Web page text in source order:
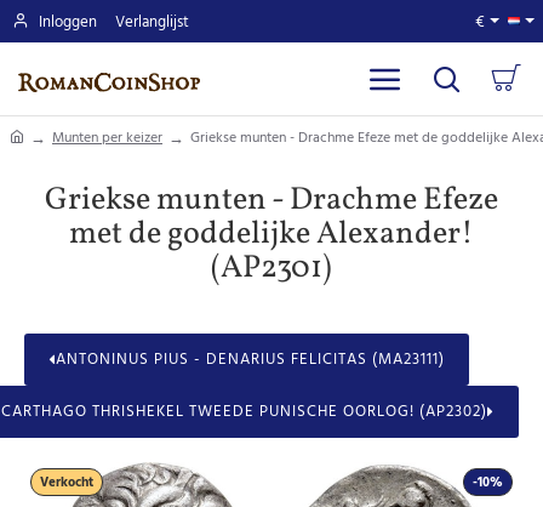
Inloggen Verlanglijst €
homeMunten per keizer Griekse munten - Drachme Efeze met de goddelijke
Griekse munten - Drachme Efeze
met de goddelijke Alexander!
(AP2301)
ANTONINUS PIUS - DENARIUS FELICITAS (MA23111)
THRISHEKEL TWEEDE PUNISCHE OORLOG! (AP2302)
-10%
Verkocht